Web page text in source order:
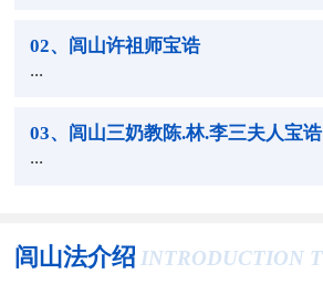
02、闾山许祖师宝诰
...
03、闾山三奶教陈.林.李三夫人宝诰
...
闾山法介绍 INTRODUCTION